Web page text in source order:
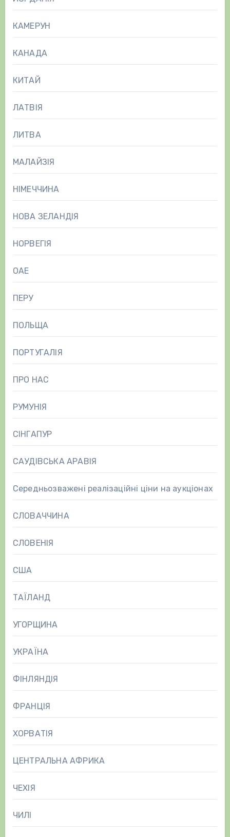
КАМЕРУН
КАНАДА
КИТАЙ
ЛАТВІЯ
ЛИТВА
МАЛАЙЗІЯ
НІМЕЧЧИНА
НОВА ЗЕЛАНДІЯ
НОРВЕГІЯ
ОАЕ
ПЕРУ
ПОЛЬЩА
ПОРТУГАЛІЯ
ПРО НАС
РУМУНІЯ
СІНГАПУР
САУДІВСЬКА АРАВІЯ
Середньозважені реалізаційні ціни на аукціонах
СЛОВАЧЧИНА
СЛОВЕНІЯ
США
ТАЇЛАНД
УГОРЩИНА
УКРАЇНА
ФІНЛЯНДІЯ
ФРАНЦІЯ
ХОРВАТІЯ
ЦЕНТРАЛЬНА АФРИКА
ЧЕХІЯ
ЧИЛІ